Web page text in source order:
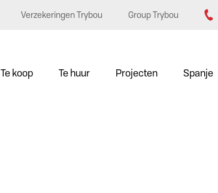
Verzekeringen Trybou Group Trybou
Te koop Te huur Projecten Spanje